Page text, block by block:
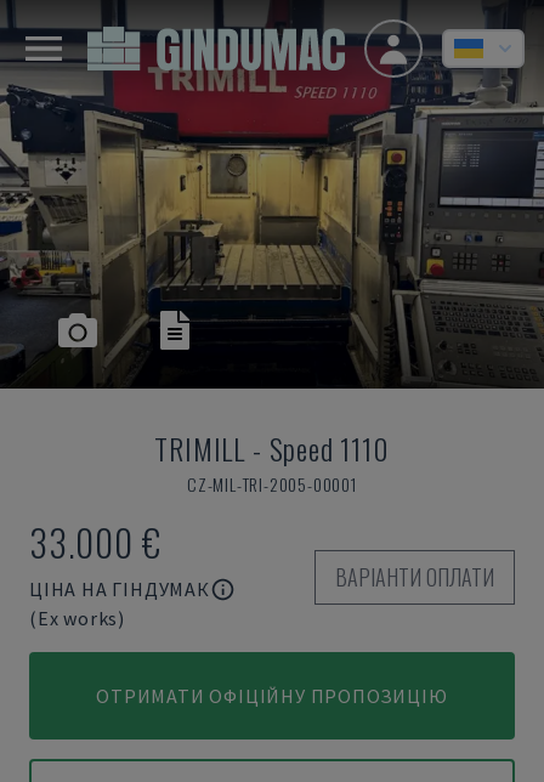
TRIMILL - Speed 1110
CZ-MIL-TRI-2005-00001
33.000 €
ЦІНА НА ГІНДУМАК
(Ex works)
ВАРІАНТИ ОПЛАТИ
ОТРИМАТИ ОФІЦІЙНУ ПРОПОЗИЦІЮ